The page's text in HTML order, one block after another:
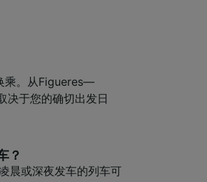
乘。从Figueres—
决于您的确切出发日
？
晨或深夜发车的列车可